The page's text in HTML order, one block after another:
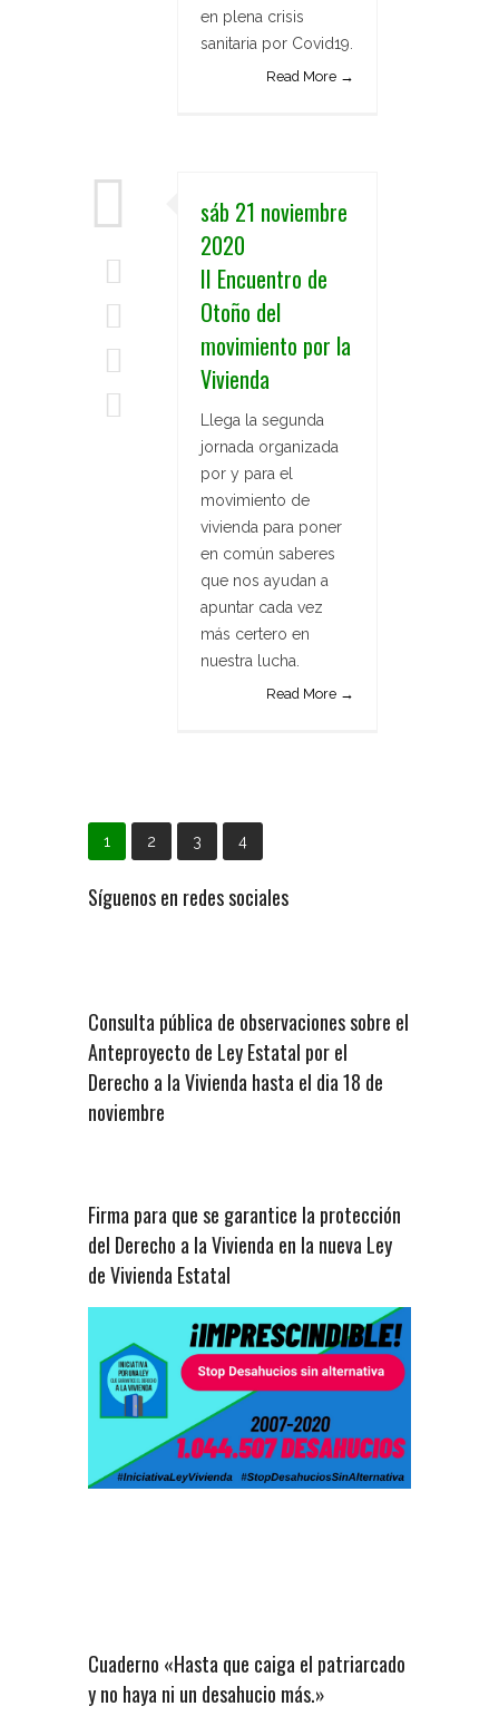
en plena crisis
sanitaria por Covid19.
Read More →
sáb 21 noviembre
2020
II Encuentro de
Otoño del
movimiento por la
Vivienda
Llega la segunda
jornada organizada
por y para el
movimiento de
vivienda para poner
en común saberes
que nos ayudan a
apuntar cada vez
más certero en
nuestra lucha.
Read More →
1 2 3 4
Síguenos en redes sociales
Consulta pública de observaciones sobre el
Anteproyecto de Ley Estatal por el
Derecho a la Vivienda hasta el dia 18 de
noviembre
Firma para que se garantice la protección
del Derecho a la Vivienda en la nueva Ley
de Vivienda Estatal
Cuaderno «Hasta que caiga el patriarcado
y no haya ni un desahucio más.»